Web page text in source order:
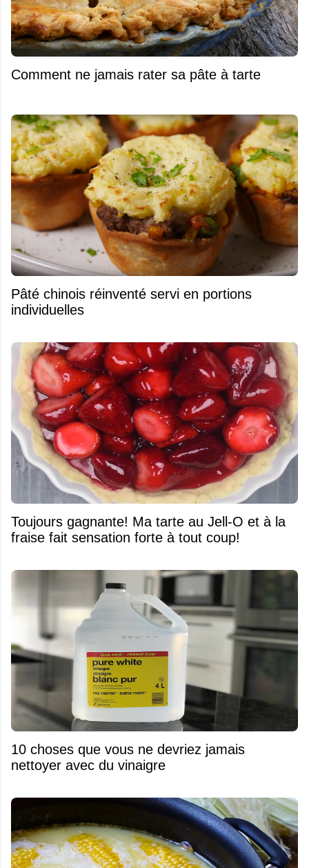
Comment ne jamais rater sa pâte à tarte
Pâté chinois réinventé servi en portions
individuelles
Toujours gagnante! Ma tarte au Jell-O et à la
fraise fait sensation forte à tout coup!
10 choses que vous ne devriez jamais
nettoyer avec du vinaigre